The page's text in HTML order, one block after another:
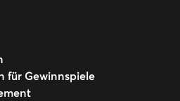
für Gewinnspiele